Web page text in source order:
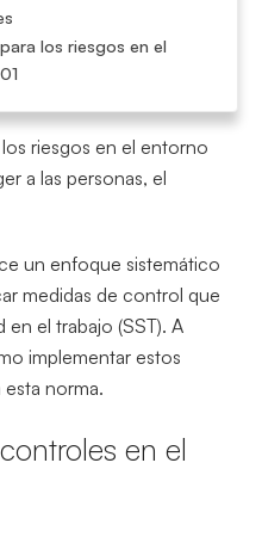
los riesgos en el
riesgos en el entorno
a las personas, el
un enfoque sistemático
medidas de control que
en el trabajo (SST). A
implementar estos
norma.
en el